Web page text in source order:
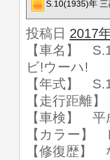
S.10(1935)年
投稿日 2017
【車名】
ビ!ウーハ!
【年式】
【走行距離
【車検】 平
【カラー】
【修復歴】